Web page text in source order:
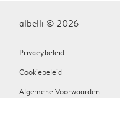
albelli © 2026
Privacybeleid
Cookiebeleid
Algemene Voorwaarden